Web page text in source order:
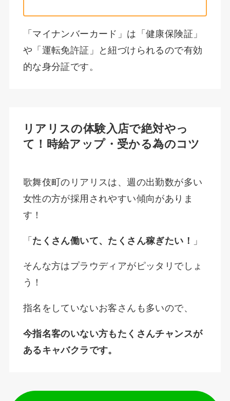
「マイナンバーカード」は「健康保険証」
や「運転免許証」と紐づけられるので有効
的な身分証です。
リアリスの体験入店で絶対やっ
て！時給アップ・受かる為のコツ
歌舞伎町のリアリスは、週の出勤数が多い
女性の方が採用されやすい傾向がありま
す！
「 たくさん働いて、たくさん稼ぎたい！ 」
そんな方はプラウディアがピッタリでしょ
う！
指名をしていないお客さんも多いので、
今指名客のいない方もたくさんチャンスが
あるキャバクラです。